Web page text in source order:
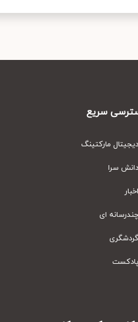
سریع
مارکتینگ
سرا
ای